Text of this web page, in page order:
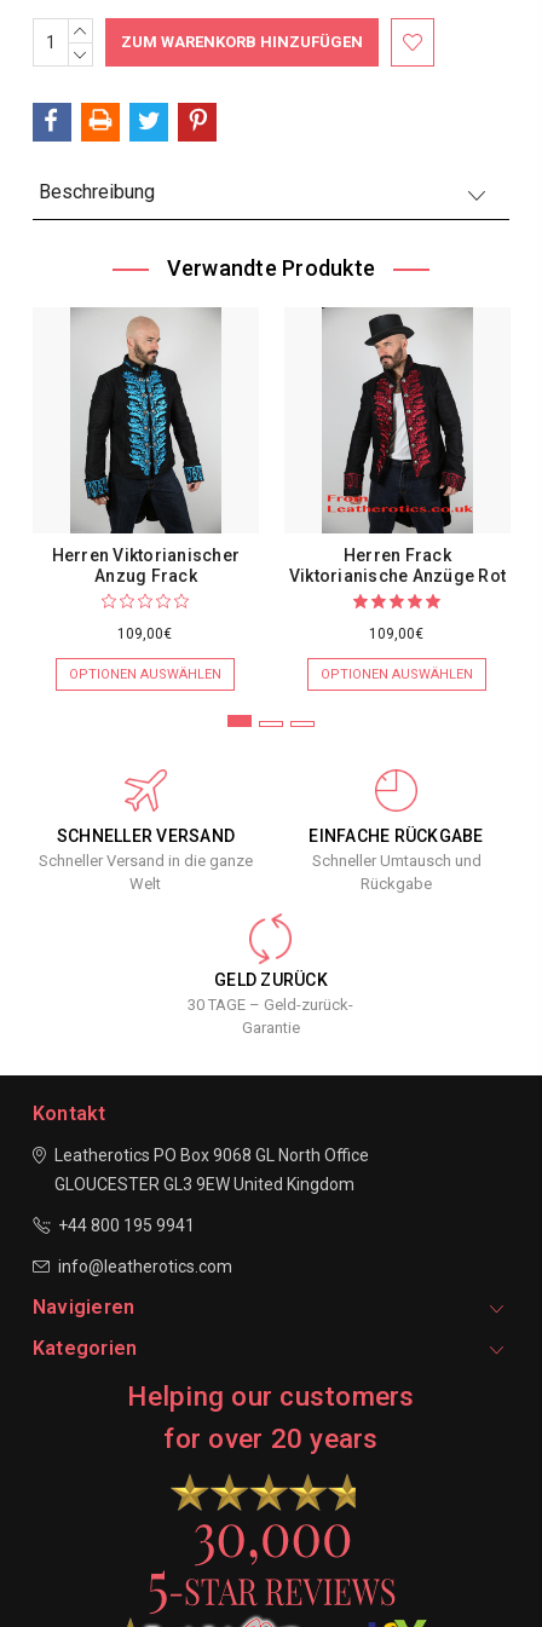
Aktueller
Bestand:
MENGE
ERHÖHEN:
MENGE
Beschreibung
Verwandte Produkte
Herren Viktorianischer
Anzug Frack
109,00€
OPTIONEN AUSWÄHLEN
Herren Frack
Viktorianische Anzüge Rot
109,00€
OPTIONEN AUSWÄHLEN
SCHNELLER VERSAND
Schneller Versand in die ganze
Welt
EINFACHE RÜCKGABE
Schneller Umtausch und
Rückgabe
GELD ZURÜCK
30 TAGE – Geld-zurück-
Garantie
Kontakt
Leatherotics PO Box 9068 GL North Office
GLOUCESTER GL3 9EWUnited Kingdom
+44 800 195 9941
info@leatherotics.com
Navigieren
Kategorien
Helping our customers
for over 20 years